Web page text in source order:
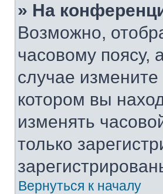
» На
Возможно,
часовому поясу,
случае
котором вы
изменять
только
Вернуться к началу